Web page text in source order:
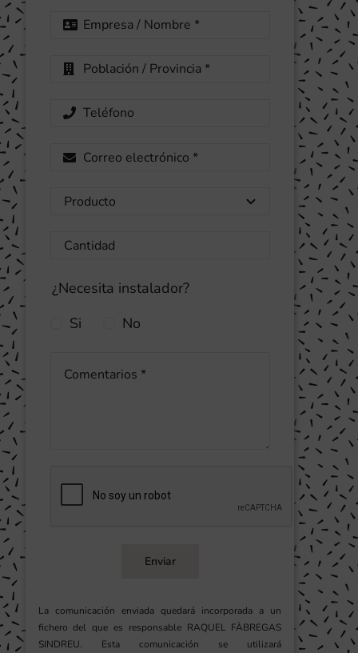
¿Necesita instalador?
Si
No
Enviar
La comunicación enviada quedará incorporada a un
fichero del que es responsable RAQUEL FÀBREGAS
SINDREU. Esta comunicación se utilizará